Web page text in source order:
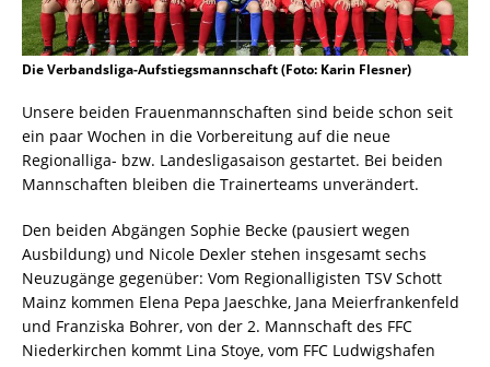
Die Verbandsliga-Aufstiegsmannschaft (Foto: Karin Flesner)
Unsere beiden Frauenmannschaften sind beide schon seit
ein paar Wochen in die Vorbereitung auf die neue
Regionalliga- bzw. Landesligasaison gestartet. Bei beiden
Mannschaften bleiben die Trainerteams unverändert.
Den beiden Abgängen Sophie Becke (pausiert wegen
Ausbildung) und Nicole Dexler stehen insgesamt sechs
Neuzugänge gegenüber: Vom Regionalligisten TSV Schott
Mainz kommen Elena Pepa Jaeschke, Jana Meierfrankenfeld
und Franziska Bohrer, von der 2. Mannschaft des FFC
Niederkirchen kommt Lina Stoye, vom FFC Ludwigshafen